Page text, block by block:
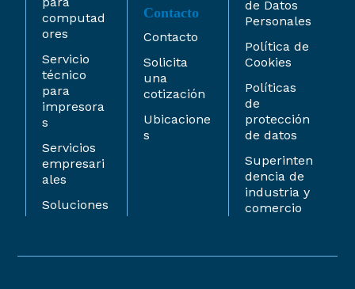
computad
ores
Servicio
técnico
para
impresora
s
Servicios
empresari
ales
Soluciones
Contacto
Contacto
Solicita
una
cotización
Ubicacione
s
de Datos
Personales
Política de
Cookies
Políticas
de
protección
de datos
Superinten
dencia de
industria y
comercio